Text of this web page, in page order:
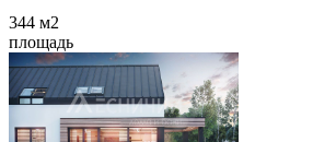
344 м2
площадь